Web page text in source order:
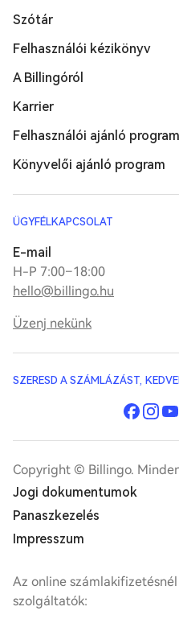
ÜGYFÉLKAPCSOLAT
E-mail
H-P 7:00–18:00
hello@billingo.hu
Üzenj nekünk
Szótár
Felhasználói kézikönyv
A Billingóról
Karrier
Felhasználói ajánló program
Könyvelői ajánló program
SZERESD A SZÁMLÁZÁST,
Copyright © Billingo.
Jogi dokumentumok
Panaszkezelés
Impresszum
Az online
szolgáltatók: